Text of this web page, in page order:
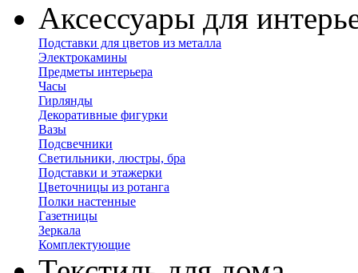
Аксессуары для
Подставки для цветов из металла
Электрокамины
Предметы интерьера
Часы
Гирлянды
Декоративные фигурки
Вазы
Подсвечники
Светильники, люстры, бра
Подставки и этажерки
Цветочницы из ротанга
Полки настенные
Газетницы
Зеркала
Комплектующие